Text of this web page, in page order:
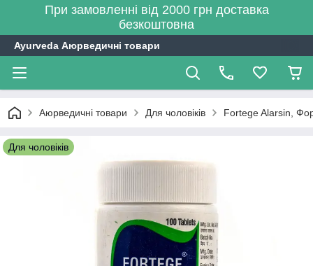
При замовленні від 2000 грн доставка
безкоштовна
Ayurveda Аюрведичні товари
Аюрведичні товари Для чоловіків Fortege Alarsin,
Для чоловіків